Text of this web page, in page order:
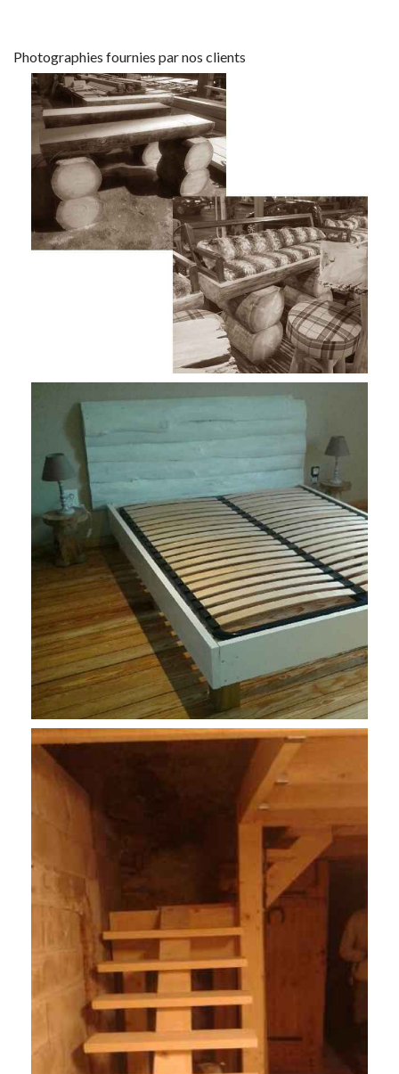
Photographies fournies par nos clients